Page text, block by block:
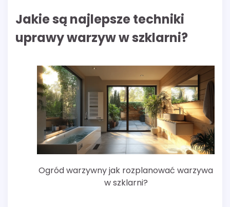
Jakie są najlepsze techniki
uprawy warzyw w szklarni?
Ogród warzywny jak rozplanować warzywa
w szklarni?